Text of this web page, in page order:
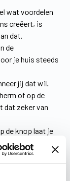
wat voordelen
creëert, is
dat.
de
je huis steeds
jij dat wil.
of op de
dat zeker van
de knop laat je
af van de